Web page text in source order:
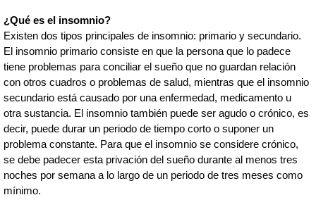
¿Qué es el insomnio?
Existen dos tipos principales de insomnio: primario y secundario.
El insomnio primario consiste en que la persona que lo padece
tiene problemas para conciliar el sueño que no guardan relación
con otros cuadros o problemas de salud, mientras que el insomnio
secundario está causado por una enfermedad, medicamento u
otra sustancia. El insomnio también puede ser agudo o crónico, es
decir, puede durar un periodo de tiempo corto o suponer un
problema constante. Para que el insomnio se considere crónico,
se debe padecer esta privación del sueño durante al menos tres
noches por semana a lo largo de un periodo de tres meses como
mínimo.